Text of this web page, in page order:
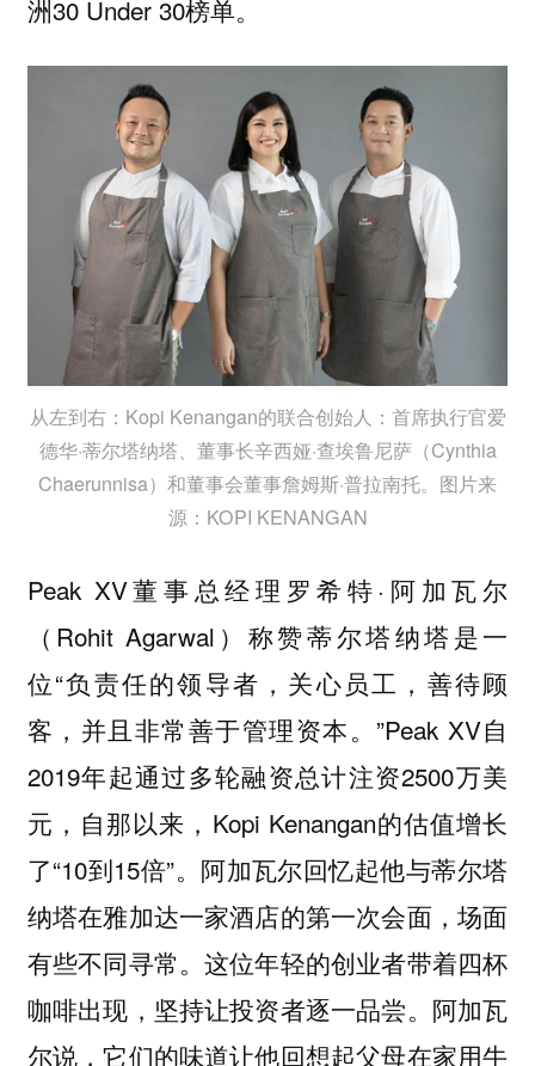
洲30 Under 30榜单。
从左到右：Kopi Kenangan的联合创始人：首席执行官爱
德华·蒂尔塔纳塔、董事长辛西娅·查埃鲁尼萨（Cynthia
Chaerunnisa）和董事会董事詹姆斯·普拉南托。图片来
源：KOPI KENANGAN
Peak XV董事总经理罗希特·阿加瓦尔
（Rohit Agarwal）称赞蒂尔塔纳塔是一
位“负责任的领导者，关心员工，善待顾
客，并且非常善于管理资本。”Peak XV自
2019年起通过多轮融资总计注资2500万美
元，自那以来，Kopi Kenangan的估值增长
了“10到15倍”。阿加瓦尔回忆起他与蒂尔塔
纳塔在雅加达一家酒店的第一次会面，场面
有些不同寻常。这位年轻的创业者带着四杯
咖啡出现，坚持让投资者逐一品尝。阿加瓦
尔说，它们的味道让他回想起父母在家用牛